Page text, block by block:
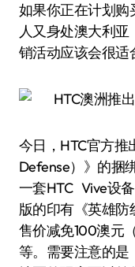
如果你正在计划购
人又身处澳大利亚
销活动应该会很适
今日，HTC官方推
Defense）》的捆
一套HTC Vive设
版的印有《英雄防
售价减免100澳元
等。需要注意的是